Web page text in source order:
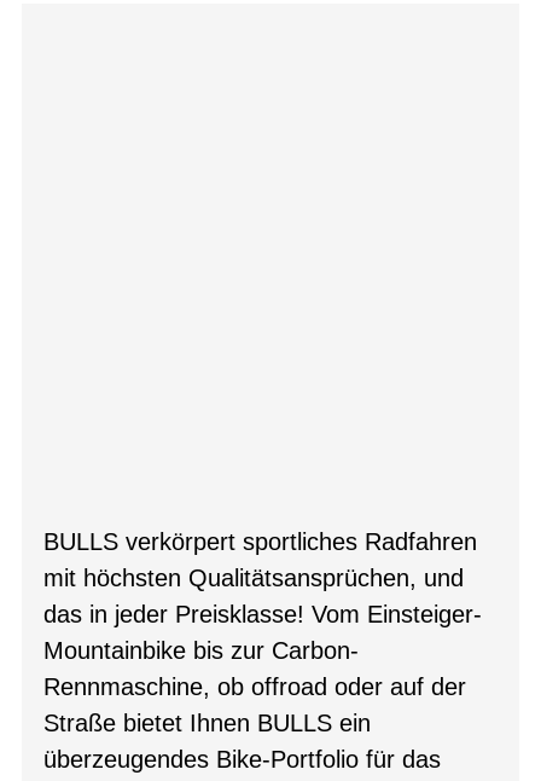
BULLS verkörpert sportliches Radfahren
mit höchsten Qualitätsansprüchen, und
das in jeder Preisklasse! Vom Einsteiger-
Mountainbike bis zur Carbon-
Rennmaschine, ob offroad oder auf der
Straße bietet Ihnen BULLS ein
überzeugendes Bike-Portfolio für das